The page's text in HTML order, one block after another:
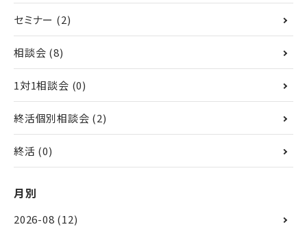
セミナー (2)
相談会 (8)
1対1相談会 (0)
終活個別相談会 (2)
終活 (0)
月別
2026-08 (12)